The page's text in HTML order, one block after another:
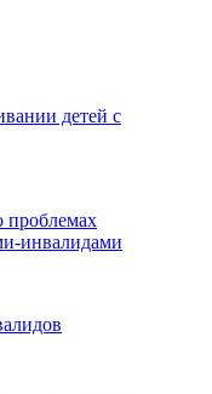
детей с
проблемах
инвалидами